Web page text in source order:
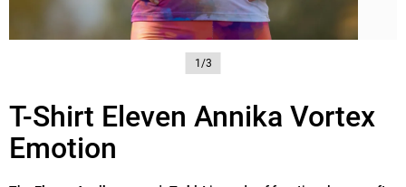
1/3
T-Shirt Eleven Annika Vortex
Emotion